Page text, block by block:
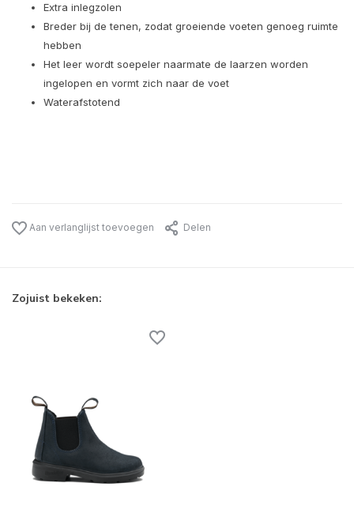
Extra inlegzolen
Breder bij de tenen, zodat groeiende voeten genoeg ruimte
hebben
Het leer wordt soepeler naarmate de laarzen worden
ingelopen en vormt zich naar de voet
Waterafstotend
Aan verlanglijst toevoegen Delen
Zojuist bekeken: